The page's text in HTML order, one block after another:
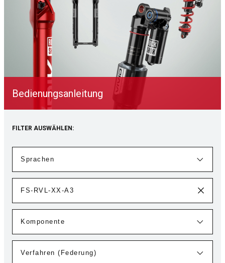
Bedienungsanleitung
FILTER AUSWÄHLEN: